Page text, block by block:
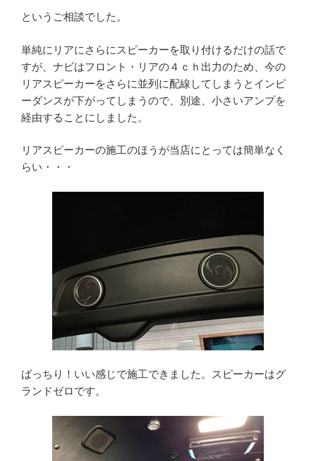
というご相談でした。
単純にリアにさらにスピーカーを取り付けるだけの話で
すが、ナビはフロント・リアの４ｃｈ出力のため、今の
リアスピーカーをさらに並列に配線してしまうとインピ
ーダンスが下がってしまうので、別途、小さいアンプを
経由することにしました。
リアスピーカーの施工のほうが当店にとっては簡単なく
らい・・・
ばっちり！いい感じで施工できました。スピーカーはグ
ランドゼロです。